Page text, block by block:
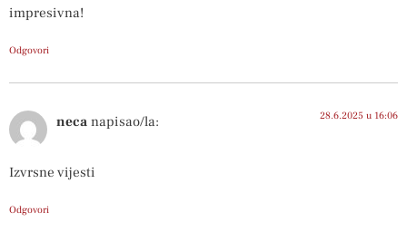
impresivna!
Odgovori
neca napisao/la: 28.6.2025 u 16:06
Izvrsne vijesti
Odgovori